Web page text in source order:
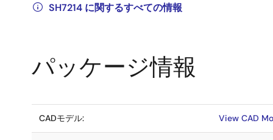
SH7214 に関するすべての情報
パッケージ情報
CADモデル: View CAD